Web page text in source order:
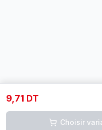
9,71 DT
Choisir